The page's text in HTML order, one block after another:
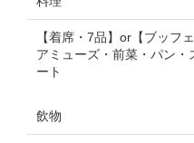
【着席・7品】or【ブッフ
アミューズ・前菜・パン
ート
飲物